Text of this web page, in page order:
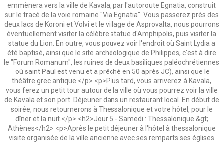
emmènera vers la ville de Kavala, par l'autoroute Egnatia, construit
sur le tracé de la voie romaine "Via Egnatia". Vous passerez près des
deux lacs de Koroni et Volvi et le village de Asprovalta, nous pourrons
éventuellement visiter la célèbre statue d'Amphipolis, puis visiter la
statue du Lion. En outre, vous pouvez voir l'endroit où Saint Lydia a
été baptisé, ainsi que le site archéologique de Philippes, c'est à dire
le "Forum Romanum", les ruines de deux basiliques paléochrétiennes
où saint Paul est venu et a prêché en 50 après JC), ainsi que le
théâtre grec antique.</p> <p>Plus tard, vous arriverez à Kavala,
vous ferez un petit tour autour de la ville où vous pourrez voir la ville
de Kavala et son port. Déjeuner dans un restaurant local. En début de
soirée, nous retournerons à Thessalonique et votre hôtel, pour le
dîner et la nuit.</p> <h2>Jour 5 - Samedi : Thessalonique &gt;
Athènes</h2> <p>Après le petit déjeuner à l'hôtel à thessalonique
visite organisée de la ville ancienne avec ses remparts ses églises